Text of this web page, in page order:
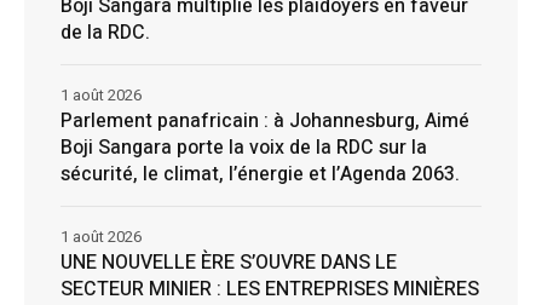
Boji Sangara multiplie les plaidoyers en faveur
de la RDC.
Parlement panafricain : à Johannesburg, Aimé
Boji Sangara porte la voix de la RDC sur la
sécurité, le climat, l’énergie et l’Agenda 2063.
1 août 2026
UNE NOUVELLE ÈRE S’OUVRE DANS LE
SECTEUR MINIER : LES ENTREPRISES MINIÈRES
1 août 2026